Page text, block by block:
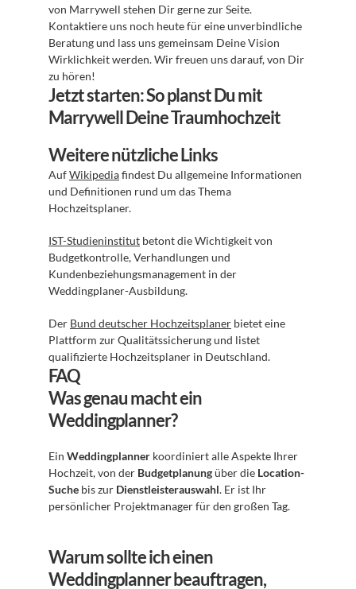
von Marrywell stehen Dir gerne zur Seite.
Kontaktiere uns noch heute für eine unverbindliche
Beratung und lass uns gemeinsam Deine Vision
Wirklichkeit werden. Wir freuen uns darauf, von Dir
zu hören!
Jetzt starten: So planst Du mit
Marrywell Deine Traumhochzeit
Weitere nützliche Links
Auf Wikipedia findest Du allgemeine Informationen
und Definitionen rund um das Thema
Hochzeitsplaner.
IST-Studieninstitut betont die Wichtigkeit von
Budgetkontrolle, Verhandlungen und
Kundenbeziehungsmanagement in der
Weddingplaner-Ausbildung.
Der Bund deutscher Hochzeitsplaner bietet eine
Plattform zur Qualitätssicherung und listet
qualifizierte Hochzeitsplaner in Deutschland.
FAQ
Was genau macht ein
Weddingplanner?
Ein Weddingplanner koordiniert alle Aspekte Ihrer
Hochzeit, von der Budgetplanung über die Location-
Suche bis zur Dienstleisterauswahl. Er ist Ihr
persönlicher Projektmanager für den großen Tag.
Warum sollte ich einen
Weddingplanner beauftragen,